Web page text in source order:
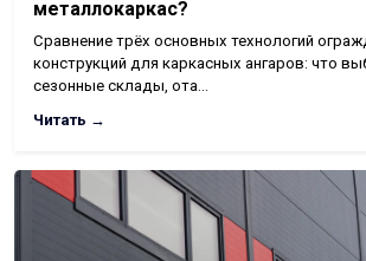
металлокаркас?
Сравнение трёх основных технологий
конструкций для каркасных ангаров: что
сезонные склады, ота…
Читать →